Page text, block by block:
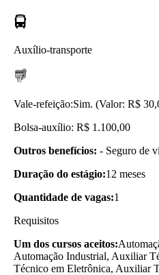
Auxílio-transporte
Vale-refeição:Sim. (Valor: R$
Bolsa-auxílio: R$ 1.100,00
Outros benefícios: - Seguro de
Duração do estágio:12 meses
Quantidade de vagas:1
Requisitos
Um dos cursos aceitos:
Automação Industrial, Auxiliar
Técnico em Eletrônica, Auxiliar